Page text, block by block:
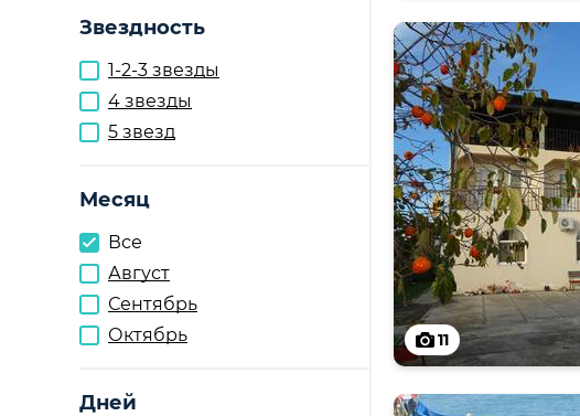
Звездность
1-2-3 звезды
4 звезды
5 звезд
Месяц
Все
Август
Сентябрь
Октябрь
Дней
11